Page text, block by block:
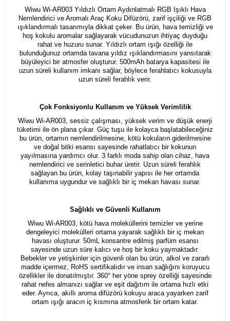
Wiwu Wi-AR003 Yıldızlı Ortam Aydınlatmalı RGB Işıklı Hava
Nemlendirici ve Aromalı Araç Koku Difüzörü, zarif işçiliği ve RGB
ışıklandırmalı tasarımıyla dikkat çeker. Bu ürün, hava temizliği ve
hoş kokulu aromalar sağlayarak vücudunuzun ihtiyaç duyduğu
rahat ve huzuru sunar. Yıldızlı ortam ışığı özelliği ile
bulunduğunuz ortamda tavana yıldız ışıklandırmasını yansıtarak
büyüleyici bir atmosfer oluşturur. 500mAh batarya kapasitesi ile
uzun süreli kullanım imkanı sağlar, böylece ferahlatıcı kokusuyla
uzun süreli ferahlık verir.
Çok Fonksiyonlu Kullanım ve Yüksek Verimlilik
Wiwu Wi-AR003, sessiz çalışması, yüksek verim ve düşük enerji
tüketimi ile ön plana çıkar. Güç tuşu ile kolayca başlatabileceğiniz
bu ürün, ortamın nemlendirilmesine, kötü kokuların giderilmesine
ve doğal bitki esansı sayesinde rahatlatıcı bir kokunun
yayılmasına yardımcı olur. 3 farklı moda sahip olan cihaz, hava
nemlendirici ve serinletici buhar üretir. Uzun süreli ferahlık
sağlayan bu ürün, kolay taşınabilir yapısı ile her ortamda
kullanıma uygundur ve sağlıklı bir iç mekan havası sunar.
Sağlıklı ve Güvenli Kullanım
Wiwu Wi-AR003, kötü hava moleküllerini temizler ve yerine
dengeleyici molekülleri ortama yayarak sağlıklı bir iç mekan
havası oluşturur. 50mL konsantre edilmiş parfüm esansı
sayesinde uzun süre kalıcı ve hoş bir koku yaymaktadır.
Bebekler ve yetişkinler için güvenli olan bu ürün, alkol ve zararlı
madde içermez, RoHS sertifikalıdır ve insan sağlığını koruyucu
özellikler ile donatılmıştır. 360° her yöne sprey özelliği sayesinde
rahat nefes almanızı sağlar ve eşit dağıtım ile ortama hızlı etki
eder. Ayrıca, akıllı aroma difüzörü kokuyu araca yayarken zarif
ortam ışığı aracın iç kısmına atmosferik bir ortam katar.